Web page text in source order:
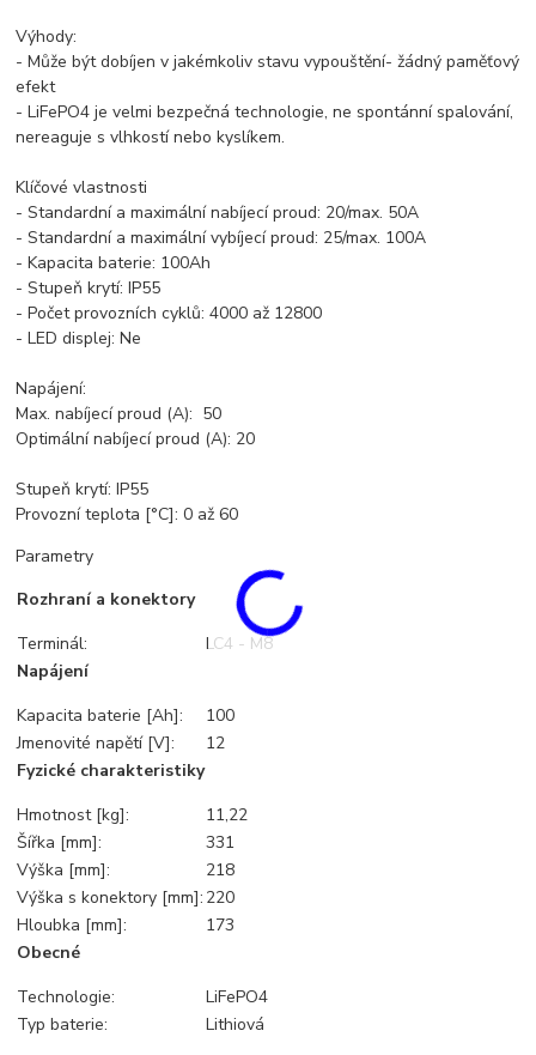
Výhody:
- Může být dobíjen v jakémkoliv stavu vypouštění- žádný paměťový
efekt
- LiFePO4 je velmi bezpečná technologie, ne spontánní spalování,
nereaguje s vlhkostí nebo kyslíkem.
Klíčové vlastnosti
- Standardní a maximální nabíjecí proud: 20/max. 50A
- Standardní a maximální vybíjecí proud: 25/max. 100A
- Kapacita baterie: 100Ah
- Stupeň krytí: IP55
- Počet provozních cyklů: 4000 až 12800
- LED displej: Ne
Napájení:
Max. nabíjecí proud (A): 50
Optimální nabíjecí proud (A): 20
Stupeň krytí: IP55
Provozní teplota [°C]: 0 až 60
Parametry
Rozhraní a konektory
Terminál:
LC4 - M8
Napájení
Kapacita baterie [Ah]:
100
Jmenovité napětí [V]:
12
Fyzické charakteristiky
Hmotnost [kg]:
11,22
Šířka [mm]:
331
Výška [mm]:
218
Výška s konektory [mm]: 220
Hloubka [mm]:
173
Obecné
Technologie:
LiFePO4
Typ baterie:
Lithiová